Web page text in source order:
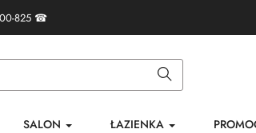
825 ☎
SALON ŁAZIENKA